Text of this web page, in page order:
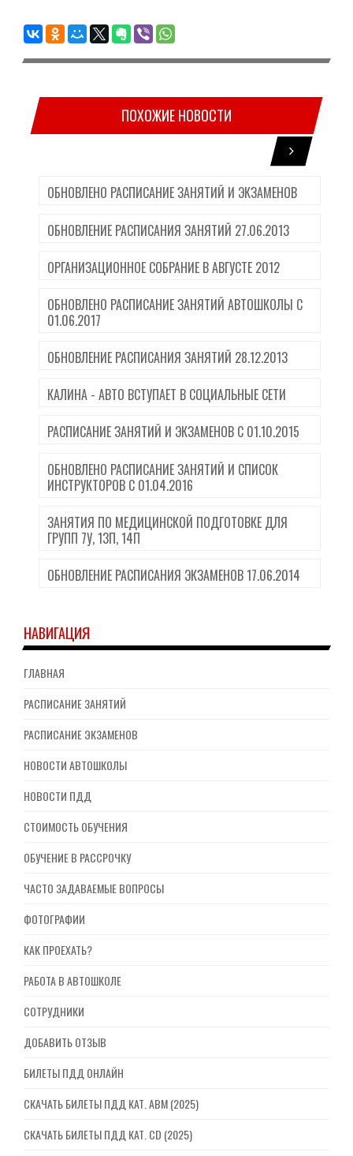
ПОХОЖИЕ НОВОСТИ
ОБНОВЛЕНО РАСПИСАНИЕ ЗАНЯТИЙ И ЭКЗАМЕНОВ
ОБНОВЛЕНИЕ РАСПИСАНИЯ ЗАНЯТИЙ 27.06.2013
ОРГАНИЗАЦИОННОЕ СОБРАНИЕ В АВГУСТЕ 2012
ОБНОВЛЕНО РАСПИСАНИЕ ЗАНЯТИЙ АВТОШКОЛЫ С
01.06.2017
ОБНОВЛЕНИЕ РАСПИСАНИЯ ЗАНЯТИЙ 28.12.2013
КАЛИНА - АВТО ВСТУПАЕТ В СОЦИАЛЬНЫЕ СЕТИ
РАСПИСАНИЕ ЗАНЯТИЙ И ЭКЗАМЕНОВ С 01.10.2015
ОБНОВЛЕНО РАСПИСАНИЕ ЗАНЯТИЙ И СПИСОК
ИНСТРУКТОРОВ С 01.04.2016
ЗАНЯТИЯ ПО МЕДИЦИНСКОЙ ПОДГОТОВКЕ ДЛЯ
ГРУПП 7У, 13П, 14П
ОБНОВЛЕНИЕ РАСПИСАНИЯ ЭКЗАМЕНОВ 17.06.2014
НАВИГАЦИЯ
ГЛАВНАЯ
РАСПИСАНИЕ ЗАНЯТИЙ
РАСПИСАНИЕ ЭКЗАМЕНОВ
НОВОСТИ АВТОШКОЛЫ
НОВОСТИ ПДД
СТОИМОСТЬ ОБУЧЕНИЯ
ОБУЧЕНИЕ В РАССРОЧКУ
ЧАСТО ЗАДАВАЕМЫЕ ВОПРОСЫ
ФОТОГРАФИИ
КАК ПРОЕХАТЬ?
РАБОТА В АВТОШКОЛЕ
СОТРУДНИКИ
ДОБАВИТЬ ОТЗЫВ
БИЛЕТЫ ПДД ОНЛАЙН
СКАЧАТЬ БИЛЕТЫ ПДД КАТ. ABM (2025)
СКАЧАТЬ БИЛЕТЫ ПДД КАТ. CD (2025)